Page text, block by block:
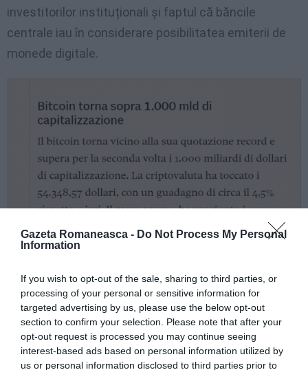
Gazeta Romaneasca - Do Not Process My Personal
Information
If you wish to opt-out of the sale, sharing to third parties, or
processing of your personal or sensitive information for
targeted advertising by us, please use the below opt-out
section to confirm your selection. Please note that after your
opt-out request is processed you may continue seeing
interest-based ads based on personal information utilized by
us or personal information disclosed to third parties prior to
investitorilor instituționali și faptul că băncile
centrale iau în considerare posibilitatea emiterii de
monede digitale.
Pe 1 martie, Citigroup a scris într-o notă că
putea într-o zi „să devină moneda preferată pentru
comerțul internațional”, scrie Il Sole 24 Ore.
See Articolul anterior